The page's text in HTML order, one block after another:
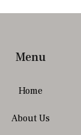
Menu
Home
About Us